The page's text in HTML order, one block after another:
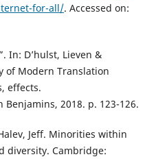
for-all/. Accessed on:
In: D’hulst, Lieven &
of Modern Translation
effects.
2018. p. 123-126.
Jeff. Minorities within
diversity. Cambridge: